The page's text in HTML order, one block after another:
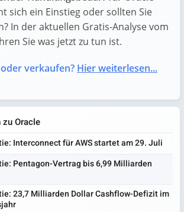
sich ein Einstieg oder sollten Sie
In der aktuellen Gratis-Analyse vom
Sie was jetzt zu tun ist.
verkaufen? Hier weiterlesen...
Oracle
Interconnect für AWS startet am 29. Juli
Pentagon-Vertrag bis 6,99 Milliarden
23,7 Milliarden Dollar Cashflow-Defizit im